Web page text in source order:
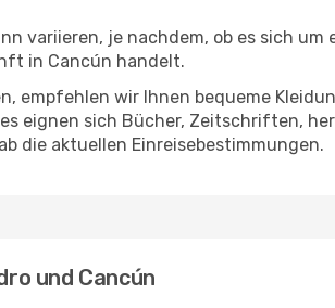
variieren, je nachdem, ob es sich
in Cancún handelt.
empfehlen wir Ihnen bequeme
eignen sich Bücher, Zeitschriften,
die aktuellen Einreisebestimmungen.
und Cancún